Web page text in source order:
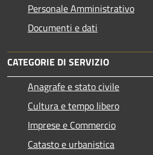
Personale Amministrativo
Documenti e dati
CATEGORIE DI SERVIZIO
Anagrafe e stato civile
Cultura e tempo libero
Imprese e Commercio
Catasto e urbanistica